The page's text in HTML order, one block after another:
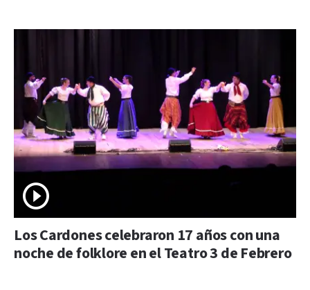
Los Cardones celebraron 17 años con una
noche de folklore en el Teatro 3 de Febrero